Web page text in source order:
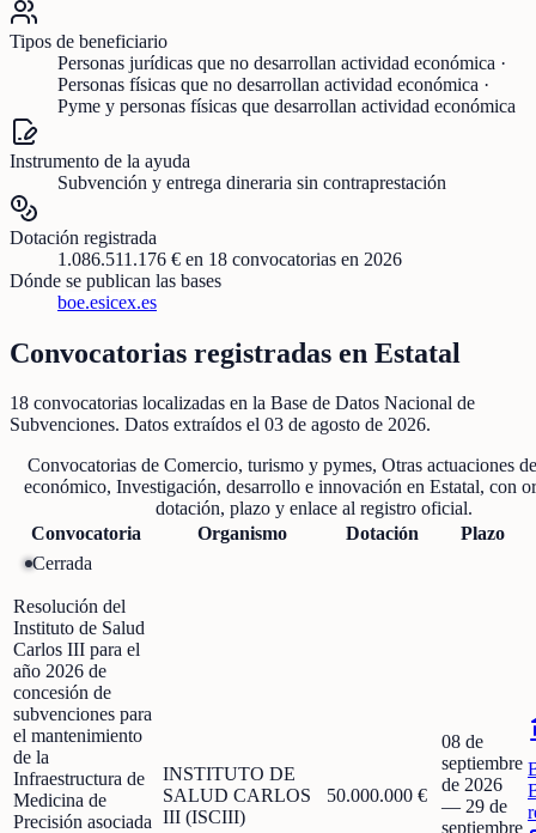
Tipos de beneficiario
Personas jurídicas que no desarrollan actividad económica ·
Personas físicas que no desarrollan actividad económica ·
Pyme y personas físicas que desarrollan actividad económica
Instrumento de la ayuda
Subvención y entrega dineraria sin contraprestación
Dotación registrada
1.086.511.176 € en 18 convocatorias en 2026
Dónde se publican las bases
boe.esicex.es
Convocatorias registradas en Estatal
18 convocatorias localizadas en la Base de Datos Nacional de
Subvenciones. Datos extraídos el 03 de agosto de 2026.
Convocatorias de Comercio, turismo y pymes, Otras actuaciones
económico, Investigación, desarrollo e innovaciónen Estatal, con
dotación, plazo y enlace al registro oficial.
Convocatoria
Organismo Dotación
Plazo
Cerrada
Resolución del
Instituto de Salud
Carlos III para el
año 2026 de
concesión de
subvenciones para
el mantenimiento
de la
Infraestructura de
Medicina de
Precisión asociada
INSTITUTO DE
SALUD CARLOS
III (ISCIII)
50.000.000 €
08 de
septiembre
de 2026
— 29 de
septiembre